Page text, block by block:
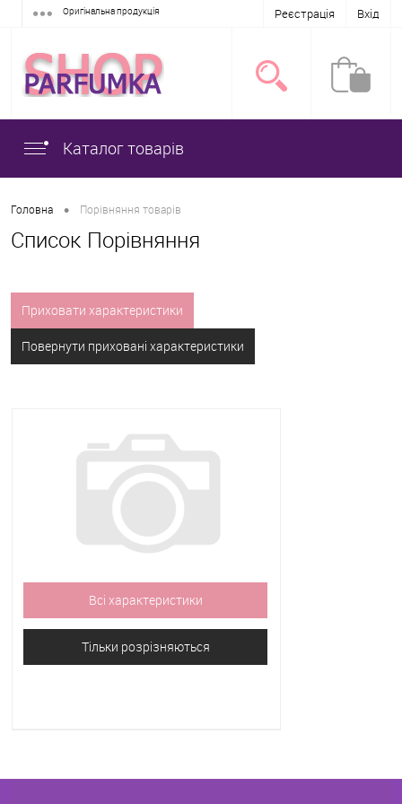
Оригінальна продукція Реєстрація Вхід
Каталог товарів
Головна • Порівняння товарів
Список Порівняння
Приховати характеристики
Повернути приховані характеристики
Всі характеристики
Тільки розрізняються